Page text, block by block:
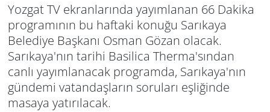
Yozgat TV ekranlarında yayımlanan 66 Dakika
programının bu haftaki konuğu Sarıkaya
Belediye Başkanı Osman Gözan olacak.
Sarıkaya'nın tarihi Basilica Therma'sından
canlı yayımlanacak programda, Sarıkaya'nın
gündemi vatandaşların soruları eşliğinde
masaya yatırılacak.